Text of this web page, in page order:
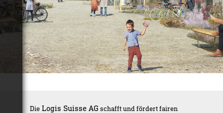
Die Logis Suisse AG schafft und fördert fairen